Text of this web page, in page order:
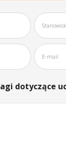
dotyczące